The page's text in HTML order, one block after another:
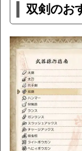
双剣のお